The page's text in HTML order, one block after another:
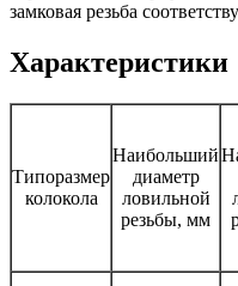
замковая резьба
Характеристики
Типоразмер
колокола
Наибольший
диаметр
ловильной
резьбы, мм